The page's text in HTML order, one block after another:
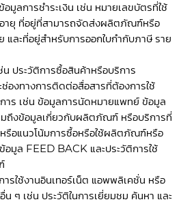
มูลการชำระเงิน เช่น หมายเลขบัตรที่ใช้
อายุ ที่อยู่ที่สามารถจัดส่งผลิตภัณฑ์หรือ
และที่อยู่สำหรับการออกใบกำกับภาษี ราย
ประวัติการซื้อสินค้าหรือบริการ
งทางการติดต่อสื่อสารที่ต้องการใช้
าร เช่น ข้อมูลการนัดหมายแพทย์ ข้อมูล
ถึงข้อมูลเกี่ยวกับผลิตภัณฑ์ หรือบริการที่
รือแนวโน้มการซื้อหรือใช้ผลิตภัณฑ์หรือ
อมูล FEED BACK และประวัติการใช้
รใช้งานอินเทอร์เน็ต แอพพลิเคชั่น หรือ
น ๆ เช่น ประวัติในการเยี่ยมชม ค้นหา และ